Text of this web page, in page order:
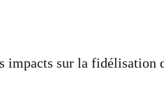
impacts sur la fidélisation